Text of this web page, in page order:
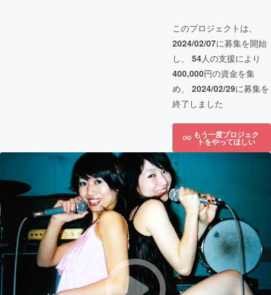
このプロジェクトは、
2024/02/07に募集を開始
し、 54人の支援により
400,000円の資金を集
め、 2024/02/29に募集を
終了しました
もう一度プロジェク
トをやってほしい